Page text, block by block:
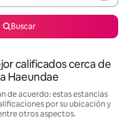
Buscar
calificados cerca de
Haeundae
de acuerdo: estas estancias
por su ubicación y
otros aspectos.